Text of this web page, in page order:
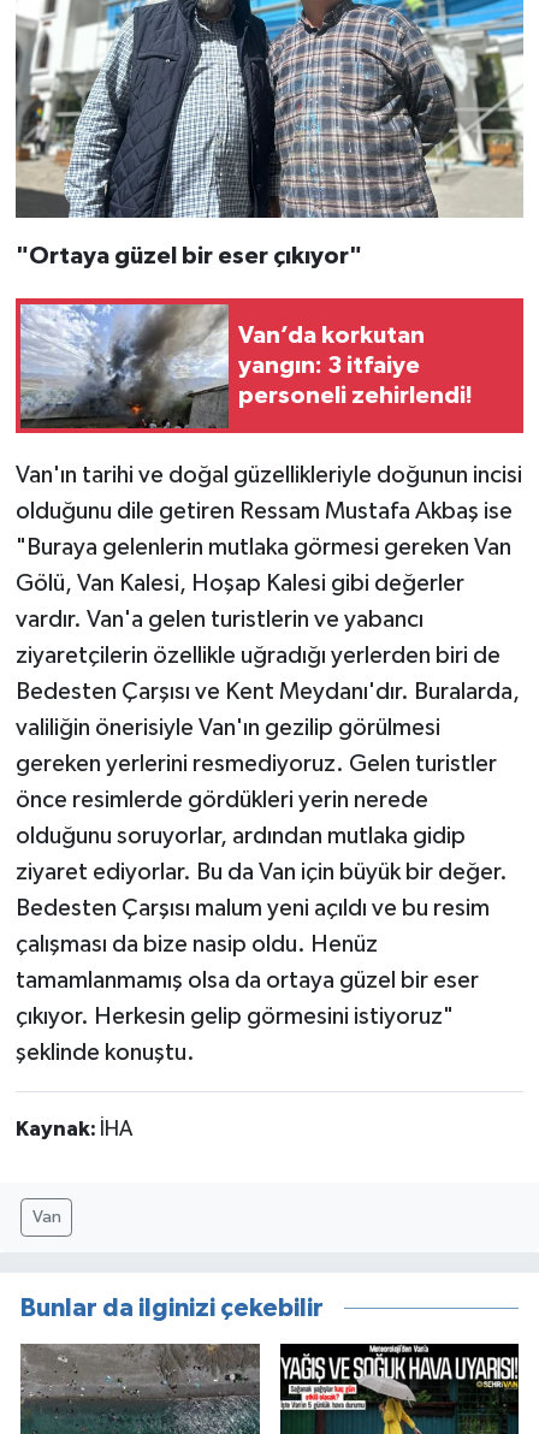
"Ortaya güzel bir eser çıkıyor"
Van’da korkutan
yangın: 3 itfaiye
personeli zehirlendi!
Van'ın tarihi ve doğal güzellikleriyle doğunun incisi
olduğunu dile getiren Ressam Mustafa Akbaş ise
"Buraya gelenlerin mutlaka görmesi gereken Van
Gölü, Van Kalesi, Hoşap Kalesi gibi değerler
vardır. Van'a gelen turistlerin ve yabancı
ziyaretçilerin özellikle uğradığı yerlerden biri de
Bedesten Çarşısı ve Kent Meydanı'dır. Buralarda,
valiliğin önerisiyle Van'ın gezilip görülmesi
gereken yerlerini resmediyoruz. Gelen turistler
önce resimlerde gördükleri yerin nerede
olduğunu soruyorlar, ardından mutlaka gidip
ziyaret ediyorlar. Bu da Van için büyük bir değer.
Bedesten Çarşısı malum yeni açıldı ve bu resim
çalışması da bize nasip oldu. Henüz
tamamlanmamış olsa da ortaya güzel bir eser
çıkıyor. Herkesin gelip görmesini istiyoruz"
şeklinde konuştu.
Kaynak: İHA
Van
Bunlar da ilginizi çekebilir